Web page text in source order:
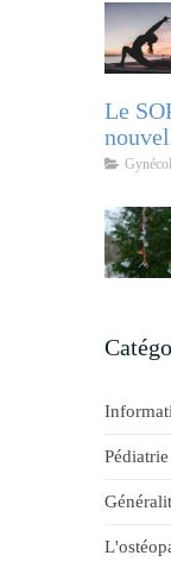
Le
Pédiatrie